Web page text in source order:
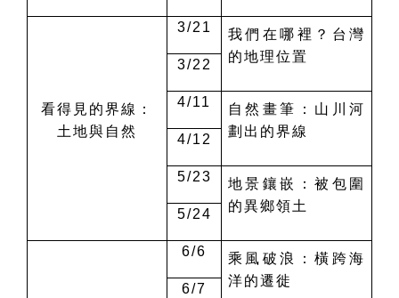
看得見的界線：
土地與自然
3/21
我們在哪裡？台灣
的地理位置
3/22
4/11
自然畫筆：山川河
劃出的界線
4/12
5/23
地景鑲嵌：被包圍
的異鄉領土
5/24
6/6
乘風破浪：橫跨海
洋的遷徙
6/7